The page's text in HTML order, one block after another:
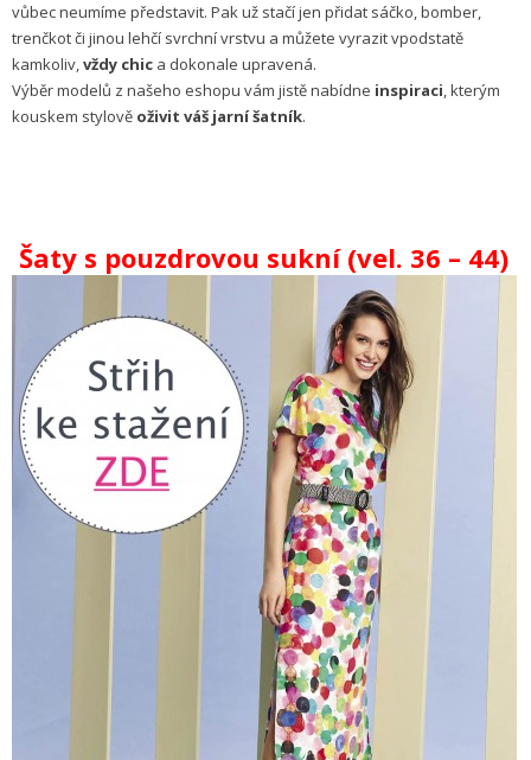
vůbec neumíme představit. Pak už stačí jen přidat sáčko, bomber,
trenčkot či jinou lehčí svrchní vrstvu a můžete vyrazit vpodstatě
kamkoliv,vždy chic a dokonale upravená.
Výběr modelů z našeho eshopu vám jistě nabídne inspiraci, kterým
kouskem stylově oživit váš jarní šatník.
Šaty s pouzdrovou sukní (vel. 36 – 44)